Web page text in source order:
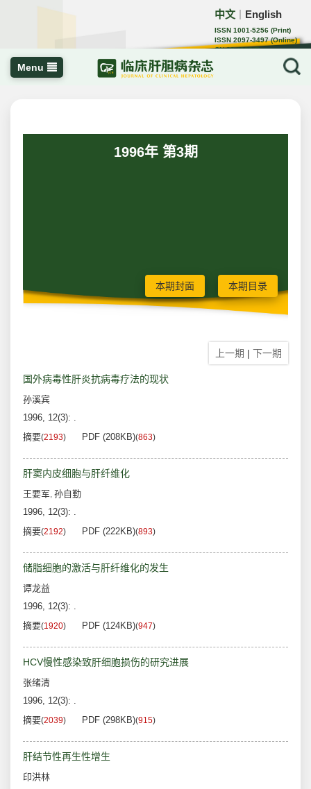
中文 English
ISSN 1001-5256 (Print)
ISSN 2097-3497 (Online)
CN 22-1108/R
Menu
1996年 第3期
本期封面 本期目录
上一期 | 下一期
国外病毒性肝炎抗病毒疗法的现状
孙溪宾
1996, 12(3): .
摘要(2193) PDF (208KB)(863)
肝窦内皮细胞与肝纤维化
王要军, 孙自勤
1996, 12(3): .
摘要(2192) PDF (222KB)(893)
储脂细胞的激活与肝纤维化的发生
谭龙益
1996, 12(3): .
摘要(1920) PDF (124KB)(947)
HCV慢性感染致肝细胞损伤的研究进展
张绪清
1996, 12(3): .
摘要(2039) PDF (298KB)(915)
肝结节性再生性增生
印洪林